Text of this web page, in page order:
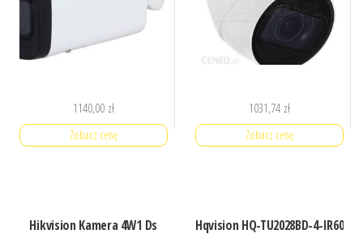
1140,00 zł
Zobacz cenę
1031,74 zł
Zobacz cenę
Hikvision Kamera 4W1 Ds Hqvision HQ-TU2028BD-4-IR60